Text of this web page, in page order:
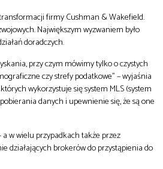
firmy Cushman & Wakefield.
Największym wyzwaniem było
doradczych.
przy czym mówimy tylko o czystych
czy strefy podatkowe” – wyjaśnia
wykorzystuje się system MLS (system
danych i upewnienie się, że są one
w wielu przypadkach także przez
działających brokerów do przystąpienia do